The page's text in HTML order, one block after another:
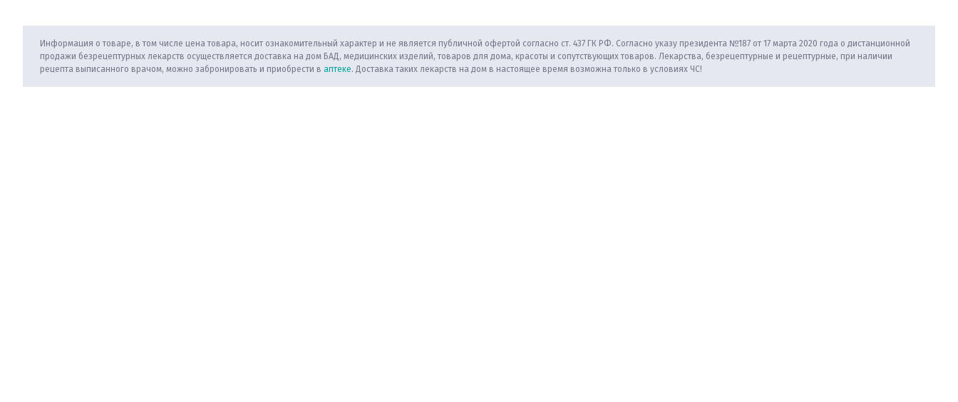
Информация о товаре, в том числе цена товара, носит ознакомительный характер и не является публичной офертой согласно ст. 437 ГК РФ. Согласно указу президента №187 от 17 марта 2020 года о дистанционной
продажи безрецептурных лекарств осуществляется доставка на дом БАД, медицинских изделий, товаров для дома, красоты и сопутствующих товаров. Лекарства, безрецептурные и рецептурные, при наличии
рецепта выписанного врачом, можно забронировать и приобрести в аптеке. Доставка таких лекарств на дом в настоящее время возможна только в условиях ЧС!